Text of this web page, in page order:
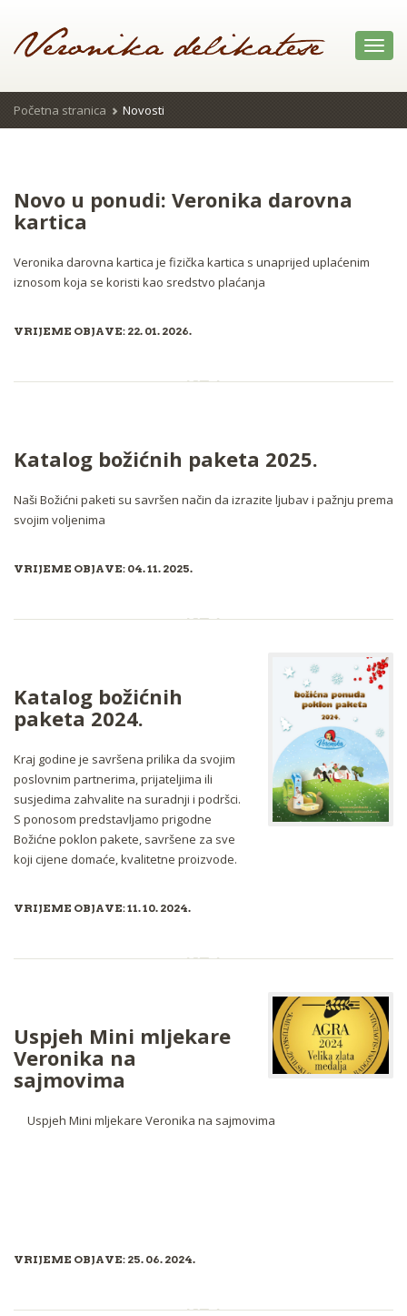
Početna stranica Novosti
Novo u ponudi: Veronika darovna
kartica
Veronika darovna kartica je fizička kartica s unaprijed uplaćenim
iznosom koja se koristi kao sredstvo plaćanja
VRIJEME OBJAVE: 22. 01. 2026.
Katalog božićnih paketa 2025.
Naši Božićni paketi su savršen način da izrazite ljubav i pažnju prema
svojim voljenima
VRIJEME OBJAVE: 04. 11. 2025.
Katalog božićnih
paketa 2024.
Kraj godine je savršena prilika da svojim
poslovnim partnerima, prijateljima ili
susjedima zahvalite na suradnji i podršci.
S ponosom predstavljamo prigodne
Božićne poklon pakete, savršene za sve
koji cijene domaće, kvalitetne proizvode.
VRIJEME OBJAVE: 11. 10. 2024.
Uspjeh Mini mljekare
Veronika na
sajmovima
Uspjeh Mini mljekare Veronika na sajmovima
VRIJEME OBJAVE: 25. 06. 2024.